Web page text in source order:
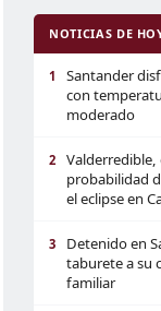
NOTICIAS DE
1
Santander
con
moderado
2
Valderredible,
probabilidad
el eclipse en
3
Detenido en
taburete a su
familiar